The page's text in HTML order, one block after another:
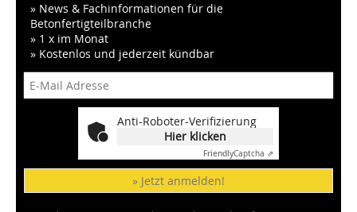
» News & Fachinformationen für die
Betonfertigteilbranche
» 1 x im Monat
» Kostenlos und jederzeit kündbar
Anti-Roboter-Verifizierung
Hier klicken
FriendlyCaptcha ⇗
» Jetzt anmelden!